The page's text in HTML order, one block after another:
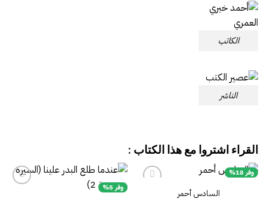
الكاتب
الناشر
القراء اشتروا مع هذا الكتاب :
وفر 18%
السادس أحمر
وفر 5%